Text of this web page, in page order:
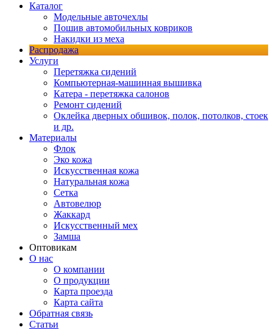
Каталог
Модельные авточехлы
Пошив автомобильных ковриков
Накидки из меха
Распродажа
Услуги
Перетяжка сидений
Компьютерная-машинная вышивка
Катера - перетяжка салонов
Ремонт сидений
Оклейка дверных обшивок, полок, потолков, стоек
и др.
Материалы
Флок
Эко кожа
Искусственная кожа
Натуральная кожа
Сетка
Автовелюр
Жаккард
Искусственный мех
Замша
Оптовикам
О нас
О компании
О продукции
Карта проезда
Карта сайта
Обратная связь
Статьи